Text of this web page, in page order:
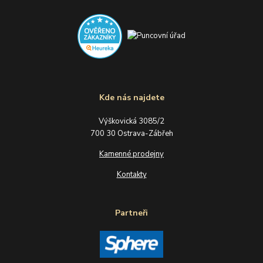
Kde nás najdete
Výškovická 3085/2
700 30 Ostrava-Zábřeh
Kamenné prodejny
Kontakty
Partneři